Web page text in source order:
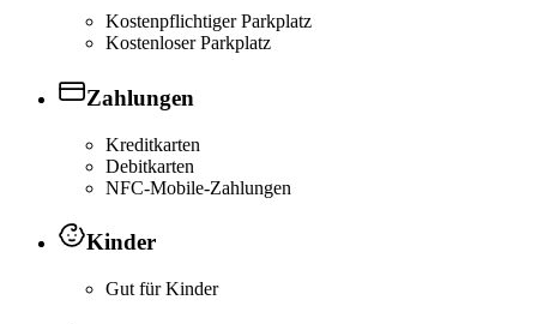
Kostenpflichtiger Parkplatz
Kostenloser Parkplatz
Zahlungen
Kreditkarten
Debitkarten
NFC-Mobile-Zahlungen
Kinder
Gut für Kinder